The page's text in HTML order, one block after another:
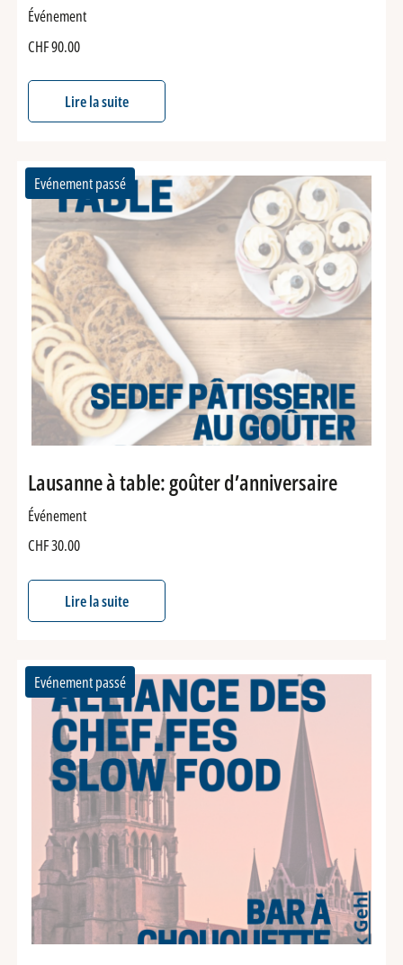
Événement
CHF90.00
Lire la suite
Evénement passé
Lausanne à table: goûter d’anniversaire
Événement
CHF30.00
Lire la suite
Evénement passé